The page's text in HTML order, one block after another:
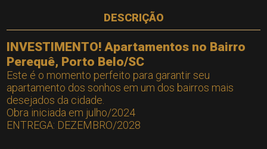
DESCRIÇÃO
INVESTIMENTO! Apartamentos no Bairro
Perequê, Porto Belo/SC
Este é o momento perfeito para garantir seu
apartamento dos sonhos em um dos bairros mais
desejados da cidade.
Obra iniciada em julho/2024
ENTREGA: DEZEMBRO/2028